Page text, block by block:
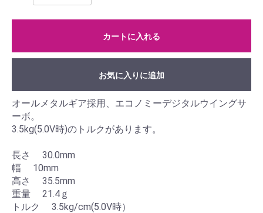
カートに入れる
お気に入りに追加
オールメタルギア採用、エコノミーデジタルウイングサ
ーボ。
3.5kg(5.0V時)のトルクがあります。
長さ 30.0mm
幅 10mm
高さ 35.5mm
重量 21.4ｇ
トルク 3.5kg/cm(5.0V時）